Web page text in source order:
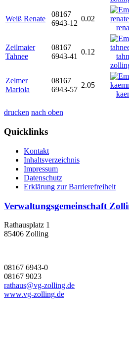
Weiß Renate
08167
6943-12
0.02
Zeilmaier
Tahnee
08167
6943-41
0.12
Zelmer
Mariola
08167
6943-57
2.05
drucken nach oben
Quicklinks
Kontakt
Inhaltsverzeichnis
Impressum
Datenschutz
Erklärung zur Barrierefreiheit
Verwaltungsgemeinschaft
Rathausplatz 1
85406 Zolling
08167 6943-0
08167 9023
rathaus@vg-zolling.de
www.vg-zolling.de